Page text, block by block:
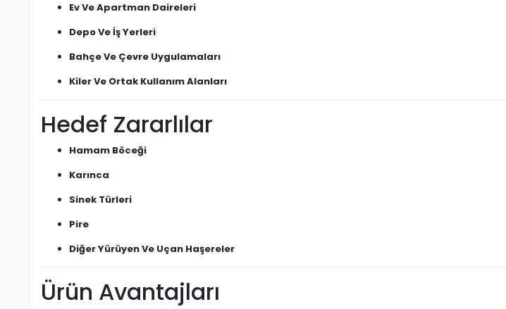
Ev Ve Apartman Daireleri
Depo Ve İş Yerleri
Bahçe Ve Çevre Uygulamaları
Kiler Ve Ortak Kullanım Alanları
Hedef Zararlılar
Hamam Böceği
Karınca
Sinek Türleri
Pire
Diğer Yürüyen Ve Uçan Haşereler
Ürün Avantajları